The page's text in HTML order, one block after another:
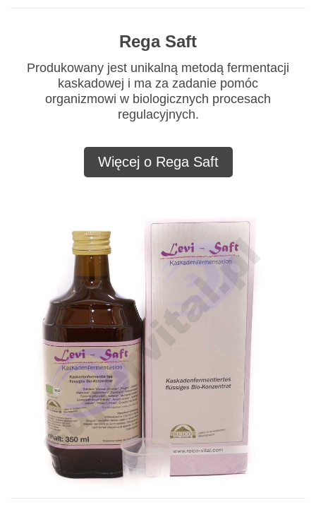
Rega Saft
Produkowany jest unikalną metodą fermentacji
kaskadowej i ma za zadanie pomóc
organizmowi w biologicznych procesach
regulacyjnych.
Więcej o Rega Saft